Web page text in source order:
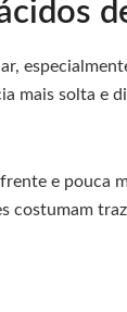
mais solta e
e pouca
costumam